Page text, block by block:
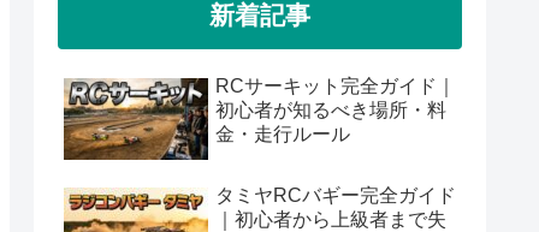
新着記事
RCサーキット完全ガイド｜
初心者が知るべき場所・料
金・走行ルール
タミヤRCバギー完全ガイド
｜初心者から上級者まで失